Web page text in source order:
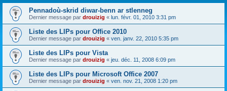
r
Pennadoù-skrid diwar-benn ar stlenneg
Dernier message par drouizig « lun. févr. 01, 2010 3:31 pm
Liste des LIPs pour Office 2010
Dernier message par drouizig « ven. janv. 22, 2010 5:35 pm
Liste des LIPs pour Vista
Dernier message par drouizig « jeu. déc. 11, 2008 6:09 pm
Liste des LIPs pour Microsoft Office 2007
Dernier message par drouizig « ven. nov. 21, 2008 1:20 pm